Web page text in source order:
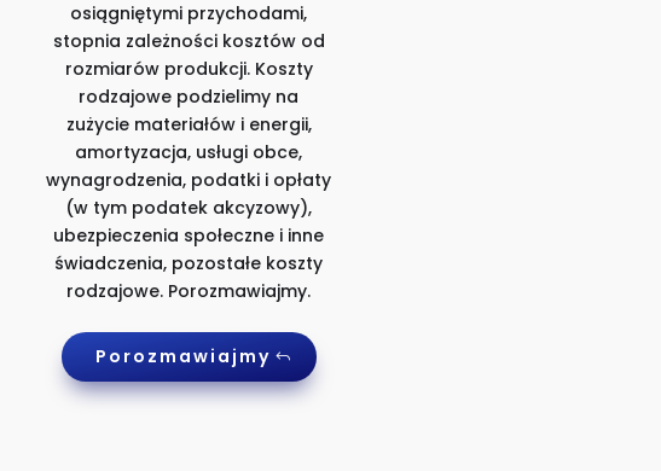
osiągniętymi przychodami,
stopnia zależności kosztów od
rozmiarów produkcji. Koszty
rodzajowe podzielimy na
zużycie materiałów i energii,
amortyzacja, usługi obce,
wynagrodzenia, podatki i opłaty
(w tym podatek akcyzowy),
ubezpieczenia społeczne i inne
świadczenia, pozostałe koszty
rodzajowe. Porozmawiajmy.
Porozmawiajmy